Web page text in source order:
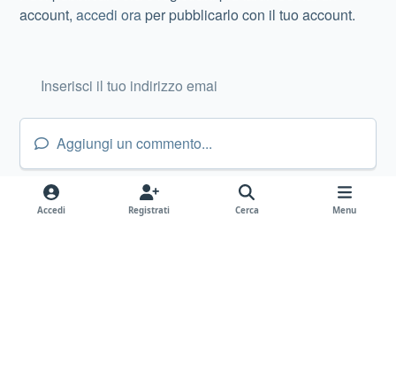
account,accedi oraper pubblicarlo con il tuo account.
Aggiungi un commento...
Accedi Registrati Cerca Menu